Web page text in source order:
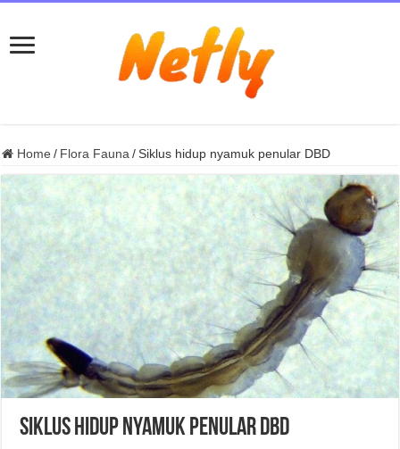
Home / Flora Fauna / Siklus hidup nyamuk penular DBD
Siklus hidup nyamuk penular DBD